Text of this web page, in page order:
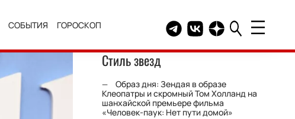
СОБЫТИЯ ГОРОСКОП Telegram канал HELLO
Группа HELLO
Канал HELLO в
Стиль звезд
Образ дня: Зендая в образе
Клеопатры и скромный Том Холланд на
шанхайской премьере фильма
«Человек-паук: Нет пути домой»